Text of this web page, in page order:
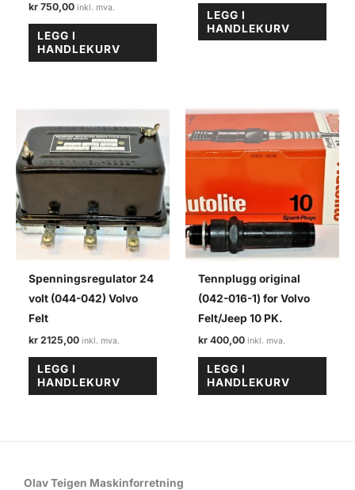
kr 750,00
LEGG I
HANDLEKURV
LEGG I
HANDLEKURV
Spenningsregulator 24
volt (044-042) Volvo
Felt
kr 2125,00
LEGG I
HANDLEKURV
Tennplugg original
(042-016-1) for Volvo
Felt/Jeep 10 PK.
kr 400,00
LEGG I
HANDLEKURV
Olav Teigen Maskinforretning